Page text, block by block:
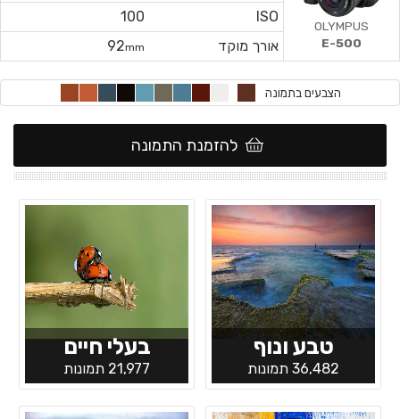
ISO
100
אורך מוקד
92mm
OLYMPUS
E-500
הצבעים בתמונה
להזמנת התמונה
טבע ונוף
36,482 תמונות
בעלי חיים
21,977 תמונות